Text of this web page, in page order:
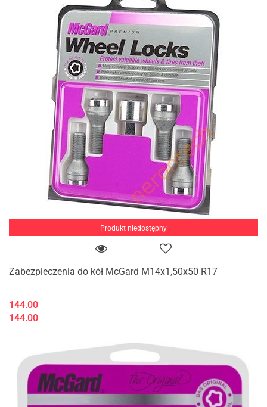
Produkt niedostępny
Zabezpieczenia do kół McGard M14x1,50x50 R17
144.00
144.00